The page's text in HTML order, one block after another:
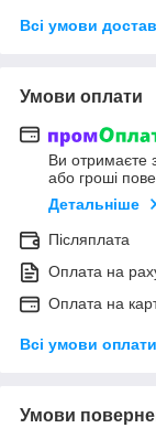
Всі умови
Умови оплати
Ви отримаєте
або гроші
Детальніше
Післяплата
Оплата на
Оплата на
Всі умови оплати
Умови